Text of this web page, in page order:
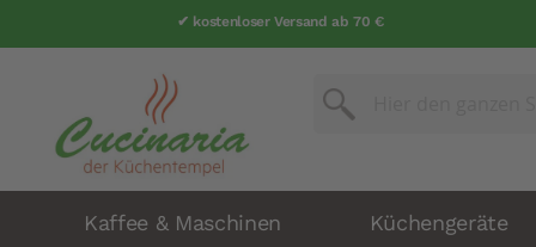
✔ kostenloser Versand ab 70 €
Suche
Kaffee & Maschinen Küchengeräte